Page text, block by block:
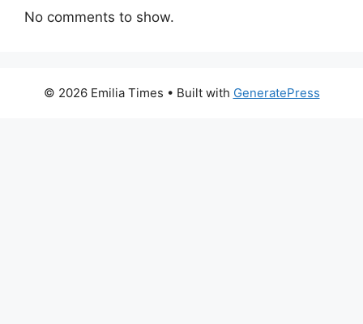
No comments to show.
© 2026 Emilia Times • Built with GeneratePress